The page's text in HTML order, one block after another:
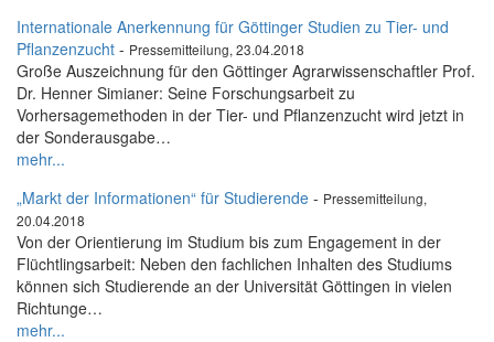
Internationale Anerkennung für Göttinger Studien zu Tier- und
Pflanzenzucht - Pressemitteilung, 23.04.2018
Große Auszeichnung für den Göttinger Agrarwissenschaftler Prof.
Dr. Henner Simianer: Seine Forschungsarbeit zu
Vorhersagemethoden in der Tier- und Pflanzenzucht wird jetzt in
der Sonderausgabe…
mehr...
„Markt der Informationen“ für Studierende - Pressemitteilung,
20.04.2018
Von der Orientierung im Studium bis zum Engagement in der
Flüchtlingsarbeit: Neben den fachlichen Inhalten des Studiums
können sich Studierende an der Universität Göttingen in vielen
Richtunge…
mehr...